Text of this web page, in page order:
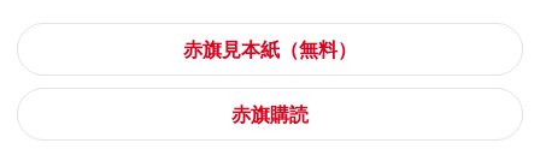
赤旗見本紙（無料）
赤旗購読